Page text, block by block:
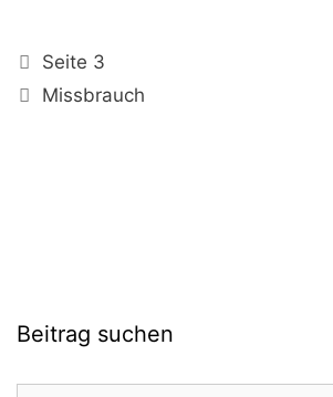
Kategorien
Seite 3
Schlagwörter
Missbrauch
Beitrag suchen